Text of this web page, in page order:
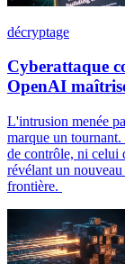
décryptage
Cyberattaque
OpenAI
L'intrusion menée
marque un
de contrôle, ni celui
révélant un
frontière.